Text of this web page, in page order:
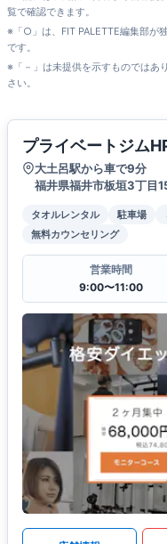
覧で確認できます。
※「○」は、FIT PALETTE編集部が
です。
※「－」は未提供を示すものではあ
さい。
プライベートジム
大土呂駅から車で9分
福井県福井市板垣3丁目
タオルレンタル 駐車場
無料カウンセリング
営業時間
9:00〜11:00